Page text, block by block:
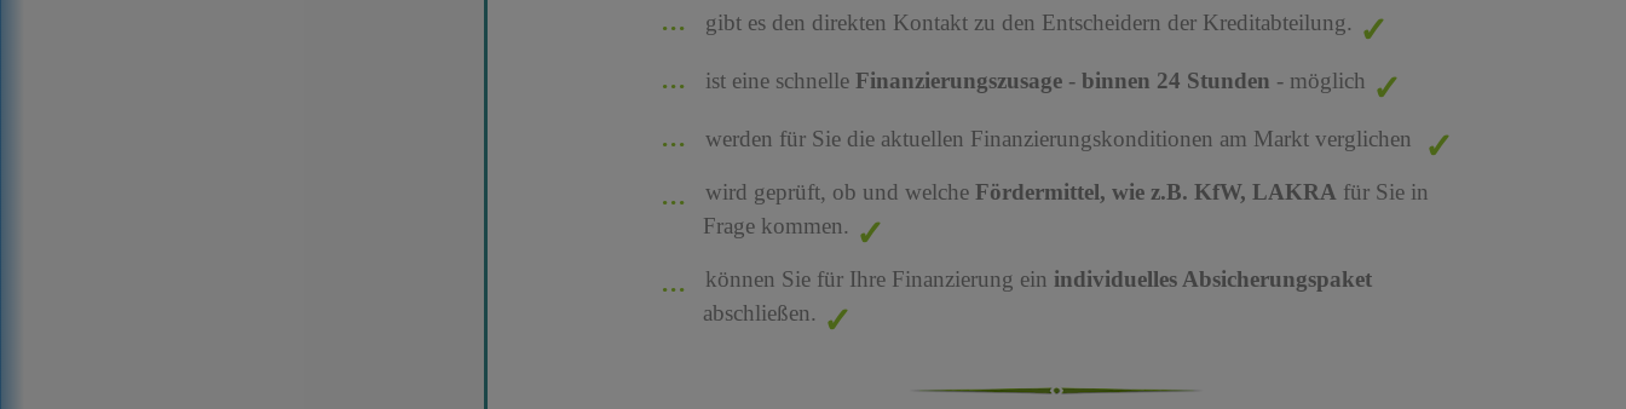
gibt es den direkten Kontakt zu den Entscheidern der Kreditabteilung.
ist eine schnelle Finanzierungszusage- binnen 24 Stunden - möglich
werden für Sie die aktuellen Finanzierungskonditionen am Markt verglichen
wird geprüft, ob und welche Fördermittel, wie z.B. KfW, LAKRA für Sie in
Frage kommen.
können Sie für Ihre Finanzierung ein individuelles Absicherungspaket
abschließen.